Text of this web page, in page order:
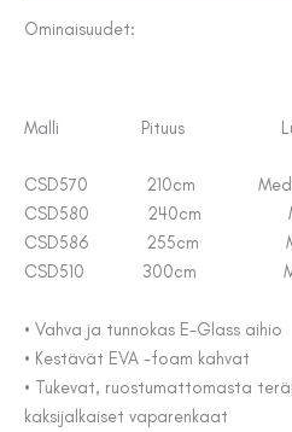
Ominaisuudet:
Malli Pituus
CSD570 210cm Medium
CSD580 240cm
CSD586 255cm
CSD510 300cm
• Vahva ja tunnokas E-Glass aihio
• Kestävät EVA -foam kahvat
• Tukevat, ruostumattomasta
kaksijalkaiset vaparenkaat